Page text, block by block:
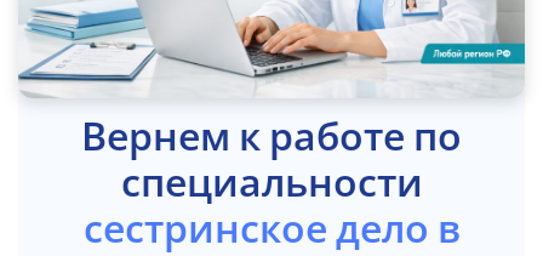
Вернем к работе по
специальности
сестринское дело в